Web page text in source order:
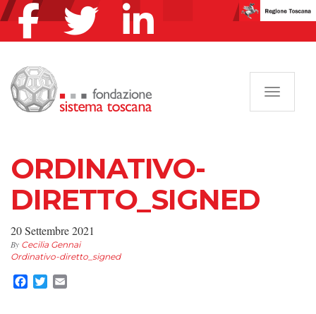
ORDINATIVO-
DIRETTO_SIGNED
20 Settembre 2021
By Cecilia Gennai
Ordinativo-diretto_signed
Facebook
Twitter